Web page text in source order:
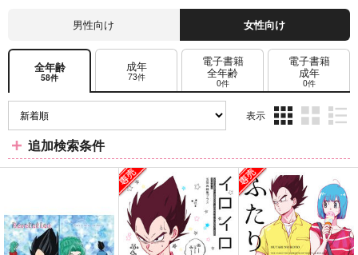
男性向け 女性向け
全年齢
58件
成年
73件
電子書籍
全年齢
0件
電子書籍
成年
0件
表示
ム
表
示
ム
表
ム
表
示
追加検索条件